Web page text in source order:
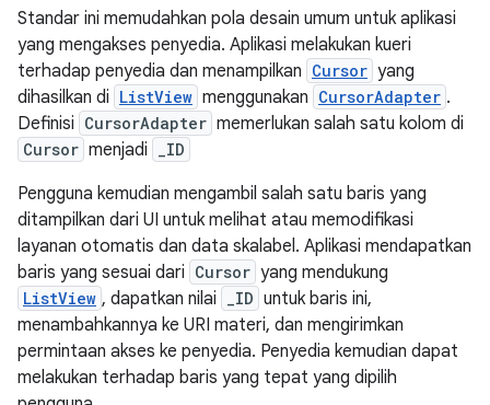
Standar ini memudahkan pola desain umum untuk aplikasi
yang mengakses penyedia. Aplikasi melakukan kueri
terhadap penyedia dan menampilkan Cursor yang
dihasilkan di ListView menggunakan CursorAdapter .
Definisi CursorAdapter memerlukan salah satu kolom di
Cursor menjadi _ID
Pengguna kemudian mengambil salah satu baris yang
ditampilkan dari UI untuk melihat atau memodifikasi
layanan otomatis dan data skalabel. Aplikasi mendapatkan
baris yang sesuai dari Cursor yang mendukung
ListView , dapatkan nilai _ID untuk baris ini,
menambahkannya ke URI materi, dan mengirimkan
permintaan akses ke penyedia. Penyedia kemudian dapat
melakukan terhadap baris yang tepat yang dipilih